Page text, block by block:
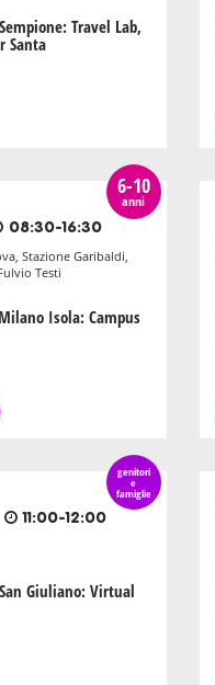
Travel Lab,
Santa
6-10
anni
08:30-16:30
Stazione Garibaldi,
Testi
Isola: Campus
genitori
e
famiglie
11:00-12:00
Giuliano: Virtual